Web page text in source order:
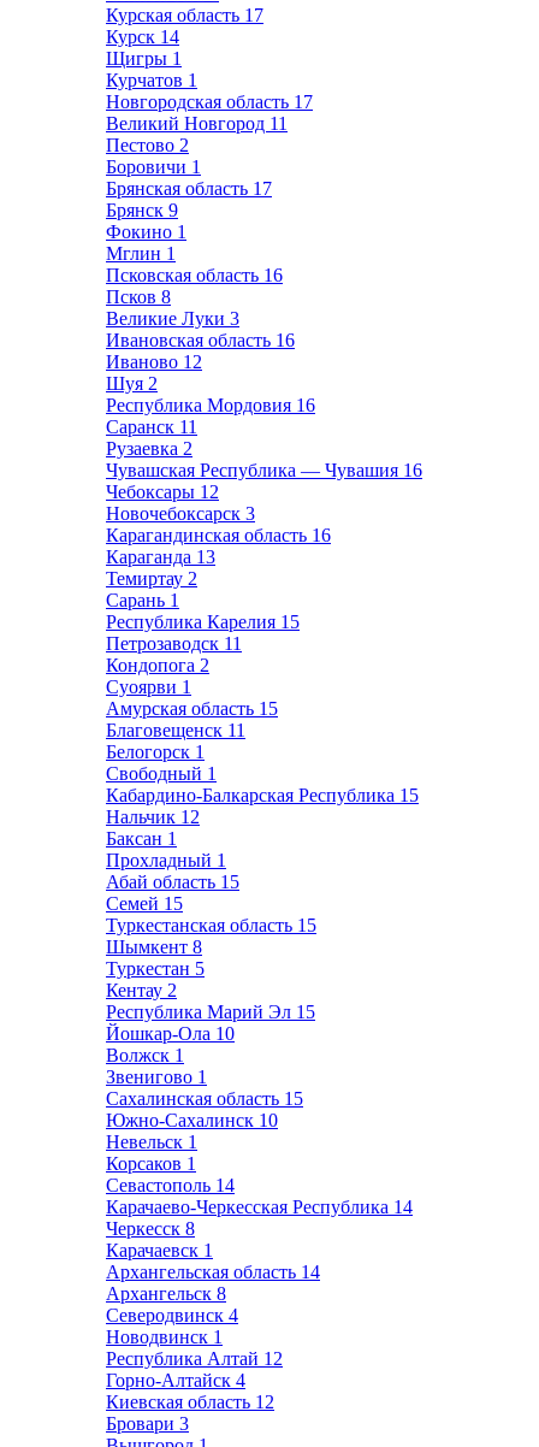
Курская область 17
Курск 14
Щигры 1
Курчатов 1
Новгородская область 17
Великий Новгород 11
Пестово 2
Боровичи 1
Брянская область 17
Брянск 9
Фокино 1
Мглин 1
Псковская область 16
Псков 8
Великие Луки 3
Ивановская область 16
Иваново 12
Шуя 2
Республика Мордовия 16
Саранск 11
Рузаевка 2
Чувашская Республика — Чувашия 16
Чебоксары 12
Новочебоксарск 3
Карагандинская область 16
Караганда 13
Темиртау 2
Сарань 1
Республика Карелия 15
Петрозаводск 11
Кондопога 2
Суоярви 1
Амурская область 15
Благовещенск 11
Белогорск 1
Свободный 1
Кабардино-Балкарская Республика 15
Нальчик 12
Баксан 1
Прохладный 1
Абай область 15
Семей 15
Туркестанская область 15
Шымкент 8
Туркестан 5
Кентау 2
Республика Марий Эл 15
Йошкар-Ола 10
Волжск 1
Звенигово 1
Сахалинская область 15
Южно-Сахалинск 10
Невельск 1
Корсаков 1
Севастополь 14
Карачаево-Черкесская Республика 14
Черкесск 8
Карачаевск 1
Архангельская область 14
Архангельск 8
Северодвинск 4
Новодвинск 1
Республика Алтай 12
Горно-Алтайск 4
Киевская область 12
Бровари 3